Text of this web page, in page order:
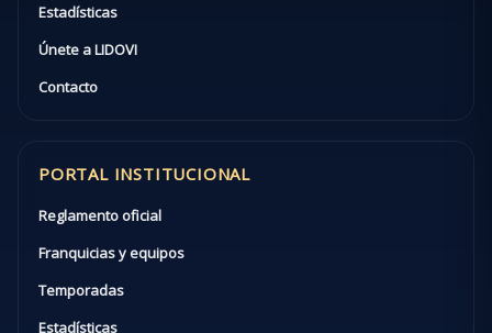
Estadísticas
Únete a LIDOVI
Contacto
PORTAL INSTITUCIONAL
Reglamento oficial
Franquicias y equipos
Temporadas
Estadísticas